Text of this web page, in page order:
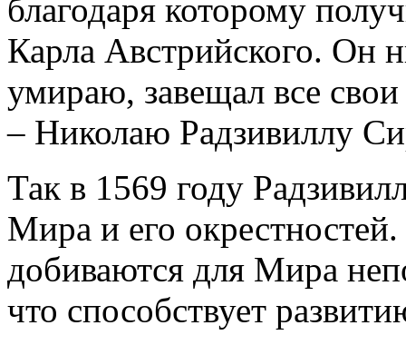
благодаря которому
Карла Австрийского. Он
умираю, завещал все
– Николаю Радзивиллу
Так в 1569 году
Мира и его
добиваются для Мира
что способствует